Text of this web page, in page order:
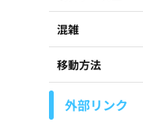
混雑
移動方法
外部リンク